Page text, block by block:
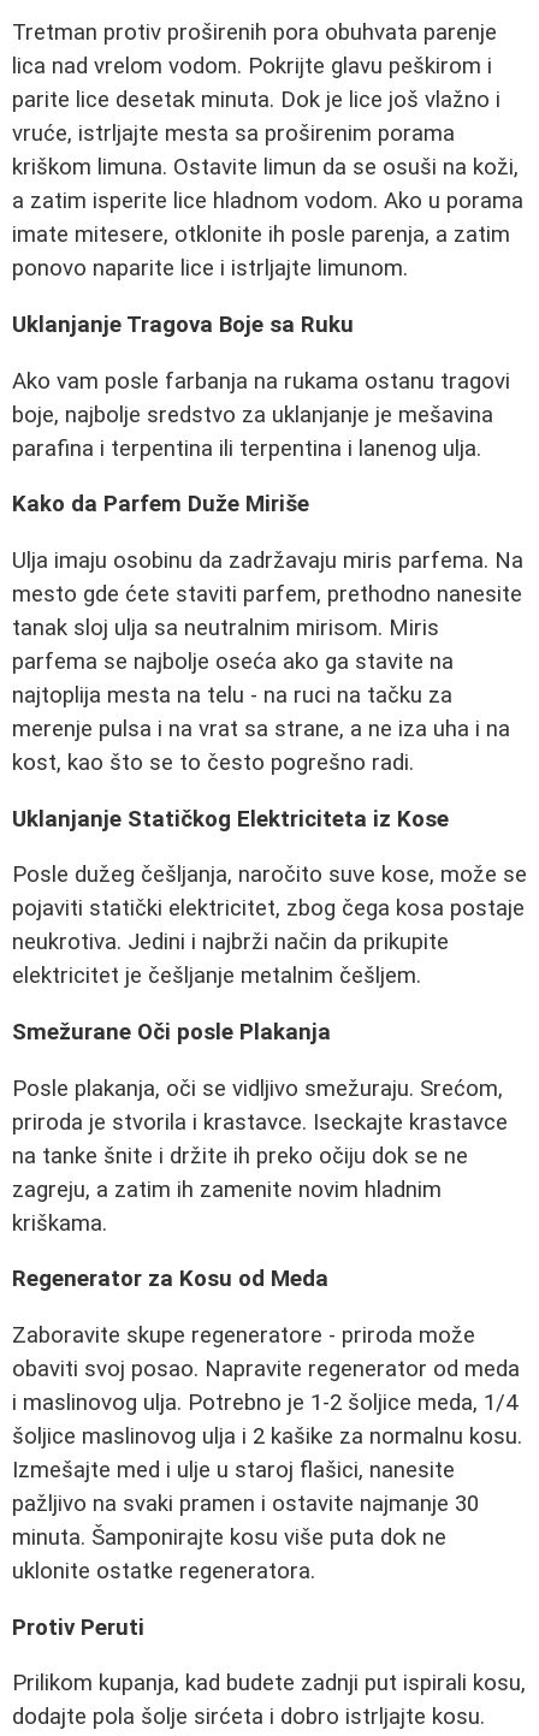
Tretman protiv proširenih pora obuhvata parenje
lica nad vrelom vodom. Pokrijte glavu peškirom i
parite lice desetak minuta. Dok je lice još vlažno i
vruće, istrljajte mesta sa proširenim porama
kriškom limuna. Ostavite limun da se osuši na koži,
a zatim isperite lice hladnom vodom. Ako u porama
imate mitesere, otklonite ih posle parenja, a zatim
ponovo naparite lice i istrljajte limunom.
Uklanjanje Tragova Boje sa Ruku
Ako vam posle farbanja na rukama ostanu tragovi
boje, najbolje sredstvo za uklanjanje je mešavina
parafina i terpentina ili terpentina i lanenog ulja.
Kako da Parfem Duže Miriše
Ulja imaju osobinu da zadržavaju miris parfema. Na
mesto gde ćete staviti parfem, prethodno nanesite
tanak sloj ulja sa neutralnim mirisom. Miris
parfema se najbolje oseća ako ga stavite na
najtoplija mesta na telu - na ruci na tačku za
merenje pulsa i na vrat sa strane, a ne iza uha i na
kost, kao što se to često pogrešno radi.
Uklanjanje Statičkog Elektriciteta iz Kose
Posle dužeg češljanja, naročito suve kose, može se
pojaviti statički elektricitet, zbog čega kosa postaje
neukrotiva. Jedini i najbrži način da prikupite
elektricitet je češljanje metalnim češljem.
Smežurane Oči posle Plakanja
Posle plakanja, oči se vidljivo smežuraju. Srećom,
priroda je stvorila i krastavce. Iseckajte krastavce
na tanke šnite i držite ih preko očiju dok se ne
zagreju, a zatim ih zamenite novim hladnim
kriškama.
Regenerator za Kosu od Meda
Zaboravite skupe regeneratore - priroda može
obaviti svoj posao. Napravite regenerator od meda
i maslinovog ulja. Potrebno je 1-2 šoljice meda, 1/4
šoljice maslinovog ulja i 2 kašike za normalnu kosu.
Izmešajte med i ulje u staroj flašici, nanesite
pažljivo na svaki pramen i ostavite najmanje 30
minuta. Šamponirajte kosu više puta dok ne
uklonite ostatke regeneratora.
Protiv Peruti
Prilikom kupanja, kad budete zadnji put ispirali kosu,
dodajte pola šolje sirćeta i dobro istrljajte kosu.